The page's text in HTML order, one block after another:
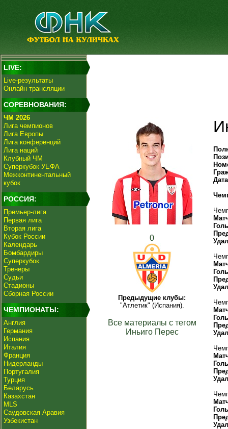
LIVE:
Live-результаты
Онлайн трансляции
СОРЕВНОВАНИЯ:
ЧМ 2026
Лига чемпионов
Лига Европы
Лига конференций
Лига наций
Клубный ЧМ
Суперкубок УЕФА
Межконтинентальный
кубок
РОССИЯ:
Премьер-лига
Первая лига
Вторая лига
Кубок России
Календарь
Бомбардиры
Суперкубок
Тренеры
Судьи
Стадионы
Сборная России
ЧЕМПИОНАТЫ:
Англия
Германия
Испания
Италия
Франция
Нидерланды
Португалия
Турция
Беларусь
Казахстан
MLS
Саудовская Аравия
Узбекистан
0
Предыдущие клубы:
"Атлетик" (Испания).
Все материалы с тегом
Иньиго Перес